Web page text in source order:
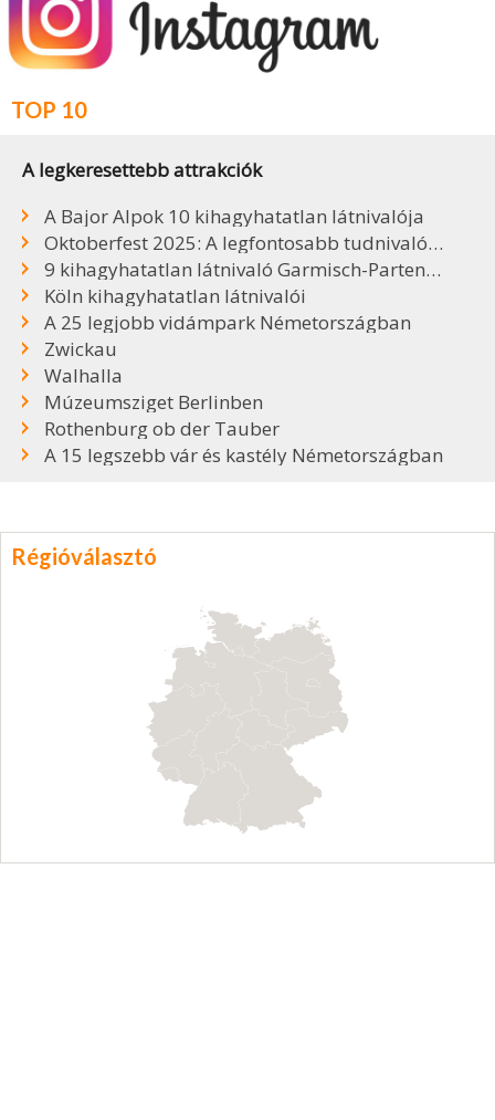
TOP 10
A legkeresettebb attrakciók
A Bajor Alpok 10 kihagyhatatlan látnivalója
Oktoberfest 2025: A legfontosabb tudnivalók, sörök, árak
9 kihagyhatatlan látnivaló Garmisch-Partenkirchenben
Köln kihagyhatatlan látnivalói
A 25 legjobb vidámpark Németországban
Zwickau
Walhalla
Múzeumsziget Berlinben
Rothenburg ob der Tauber
A 15 legszebb vár és kastély Németországban
Régióválasztó